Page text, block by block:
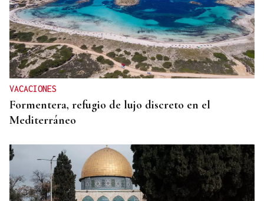
HIDROCARBUROS
La OPEP+ sigue ampliando la oferta de petróleo
para estabilizar el mercado
VACACIONES
Formentera, refugio de lujo discreto en el
Mediterráneo